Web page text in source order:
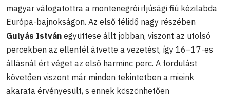
magyar válogatottra a montenegrói ifjúsági fiú kézilabda
Európa-bajnokságon. Az első félidő nagy részében
Gulyás István együttese állt jobban, viszont az utolsó
percekben az ellenfél átvette a vezetést, így 16–17-es
állásnál ért véget az első harminc perc. A fordulást
követően viszont már minden tekintetben a mieink
akarata érvényesült, s ennek köszönhetően